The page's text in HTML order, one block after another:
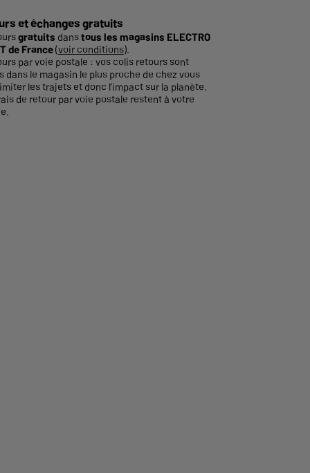
et échanges gratuits
gratuits danstous les magasins ELECTRO
de France(voir conditions).
par voie postale : vos colis retours sont
dans le magasin le plus proche de chez vous
les trajets et donc l’impact sur la planète.
de retour par voie postale restent à votre